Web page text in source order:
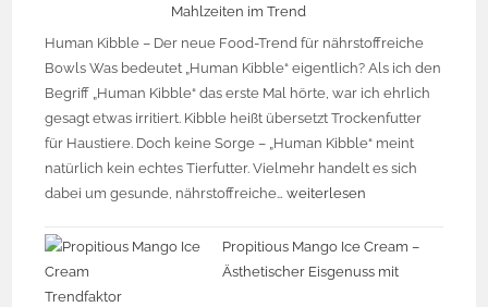
Mahlzeiten im Trend
Human Kibble – Der neue Food-Trend für nährstoffreiche
Bowls Was bedeutet „Human Kibble“ eigentlich? Als ich den
Begriff „Human Kibble“ das erste Mal hörte, war ich ehrlich
gesagt etwas irritiert. Kibble heißt übersetzt Trockenfutter
für Haustiere. Doch keine Sorge – „Human Kibble“ meint
natürlich kein echtes Tierfutter. Vielmehr handelt es sich
dabei um gesunde, nährstoffreiche…weiterlesen
Propitious Mango Ice Cream –
Ästhetischer Eisgenuss mit
Trendfaktor